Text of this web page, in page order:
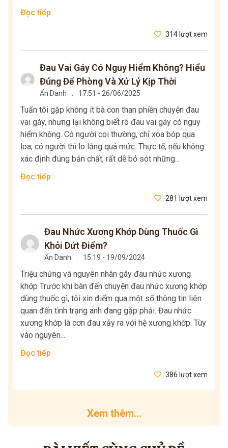
Đọc tiếp
314 lượt xem
Đau Vai Gáy Có Nguy Hiểm Không? Hiểu
Đúng Để Phòng Và Xử Lý Kịp Thời
Ẩn Danh 17:51 - 26/06/2025
Tuấn tôi gặp không ít bà con than phiền chuyện đau
vai gáy, nhưng lại không biết rõ đau vai gáy có nguy
hiểm không. Có người coi thường, chỉ xoa bóp qua
loa; có người thì lo lắng quá mức. Thực tế, nếu không
xác định đúng bản chất, rất dễ bỏ sót những...
Đọc tiếp
281 lượt xem
Đau Nhức Xương Khớp Dùng Thuốc Gì
Khỏi Dứt Điểm?
Ẩn Danh 15:19 - 19/09/2024
Triệu chứng và nguyên nhân gây đau nhức xương
khớp Trước khi bàn đến chuyện đau nhức xương khớp
dùng thuốc gì, tôi xin điểm qua một số thông tin liên
quan đến tình trạng anh đang gặp phải. Đau nhức
xương khớp là cơn đau xảy ra với hệ xương khớp. Tùy
vào nguyên...
Đọc tiếp
386 lượt xem
Xem thêm...